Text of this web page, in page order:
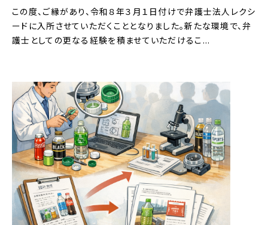
この度、ご縁があり、令和８年３月１日付けで弁護士法人レクシ
ードに入所させていただくこととなりました。新たな環境で、弁
護士としての更なる経験を積ませていただけるこ...